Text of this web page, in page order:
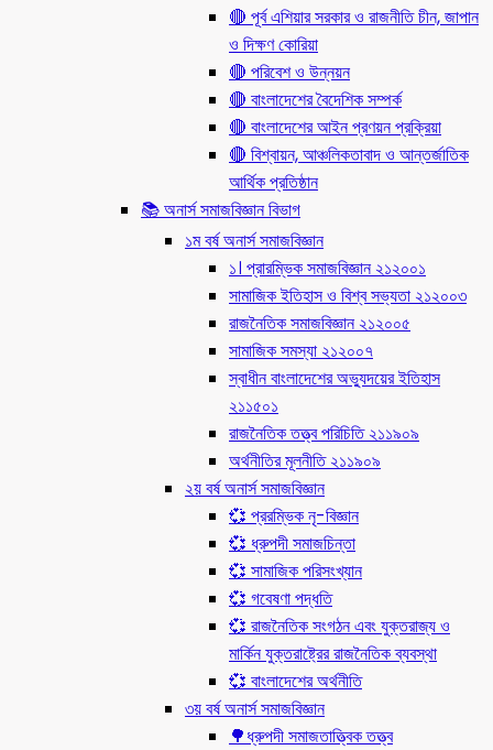
🔴 পূর্ব এশিয়ার সরকার ও রাজনীতি চীন, জাপান
ও দিক্ষণ কোরিয়া
🔴 পরিবেশ ও উন্নয়ন
🔴 বাংলাদেশের বৈদেশিক সম্পর্ক
🔴 বাংলাদেশের আইন প্রণয়ন প্রক্রিয়া
🔴 বিশ্বায়ন, আঞ্চলিকতাবাদ ও আন্তর্জাতিক
আর্থিক প্রতিষ্ঠান
📚 অনার্স সমাজবিজ্ঞান বিভাগ
১ম বর্ষ অনার্স সমাজবিজ্ঞান
১। প্রারম্ভিক সমাজবিজ্ঞান ২১২০০১
সামাজিক ইতিহাস ও বিশ্ব সভ্যতা ২১২০০৩
রাজনৈতিক সমাজবিজ্ঞান ২১২০০৫
সামাজিক সমস্যা ২১২০০৭
স্বাধীন বাংলাদেশের অভ্যুদয়ের ইতিহাস
২১১৫০১
রাজনৈতিক তত্ত্ব পরিচিতি ২১১৯০৯
অর্থনীতির মূলনীতি ২১১৯০৯
২য় বর্ষ অনার্স সমাজবিজ্ঞান
💞 প্ররম্ভিক নৃ-বিজ্ঞান
💞 ধ্রুপদী সমাজচিন্তা
💞 সামাজিক পরিসংখ্যান
💞 গবেষণা পদ্ধতি
💞 রাজনৈতিক সংগঠন এবং যুক্তরাজ্য ও
মার্কিন যুক্তরাষ্ট্রের রাজনৈতিক ব্যবস্থা
💞 বাংলাদেশের অর্থনীতি
৩য় বর্ষ অনার্স সমাজবিজ্ঞান
🌳ধ্রুপদী সমাজতাত্ত্বিক তত্ত্ব